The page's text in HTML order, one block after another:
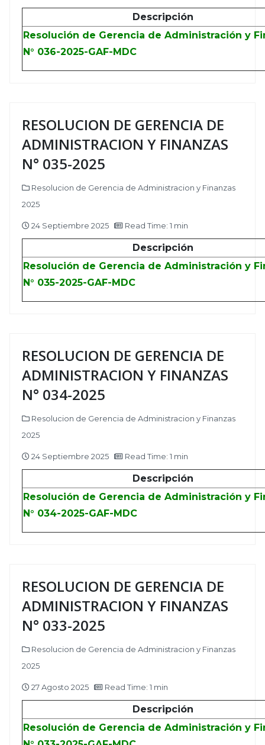
Descripción
Resolución de Gerencia de Administración y
N° 036-2025-GAF-MDC
RESOLUCION DE GERENCIA DE
ADMINISTRACION Y FINANZAS
N° 035-2025
Resolucion de Gerencia de Administracion y Finanzas
2025
24 Septiembre 2025 Read Time: 1 min
Descripción
Resolución de Gerencia de Administración y
N° 035-2025-GAF-MDC
RESOLUCION DE GERENCIA DE
ADMINISTRACION Y FINANZAS
N° 034-2025
Resolucion de Gerencia de Administracion y Finanzas
2025
24 Septiembre 2025 Read Time: 1 min
Descripción
Resolución de Gerencia de Administración y
N° 034-2025-GAF-MDC
RESOLUCION DE GERENCIA DE
ADMINISTRACION Y FINANZAS
N° 033-2025
Resolucion de Gerencia de Administracion y Finanzas
2025
27 Agosto 2025 Read Time: 1 min
Descripción
Resolución de Gerencia de Administración y